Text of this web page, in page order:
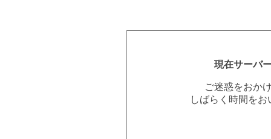
現在サーバ
ご迷惑をおか
しばらく時間を